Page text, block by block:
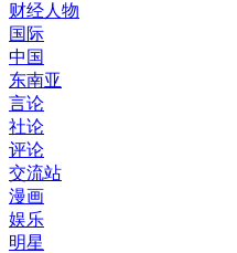
财经人物
国际
中国
东南亚
言论
社论
评论
交流站
漫画
娱乐
明星